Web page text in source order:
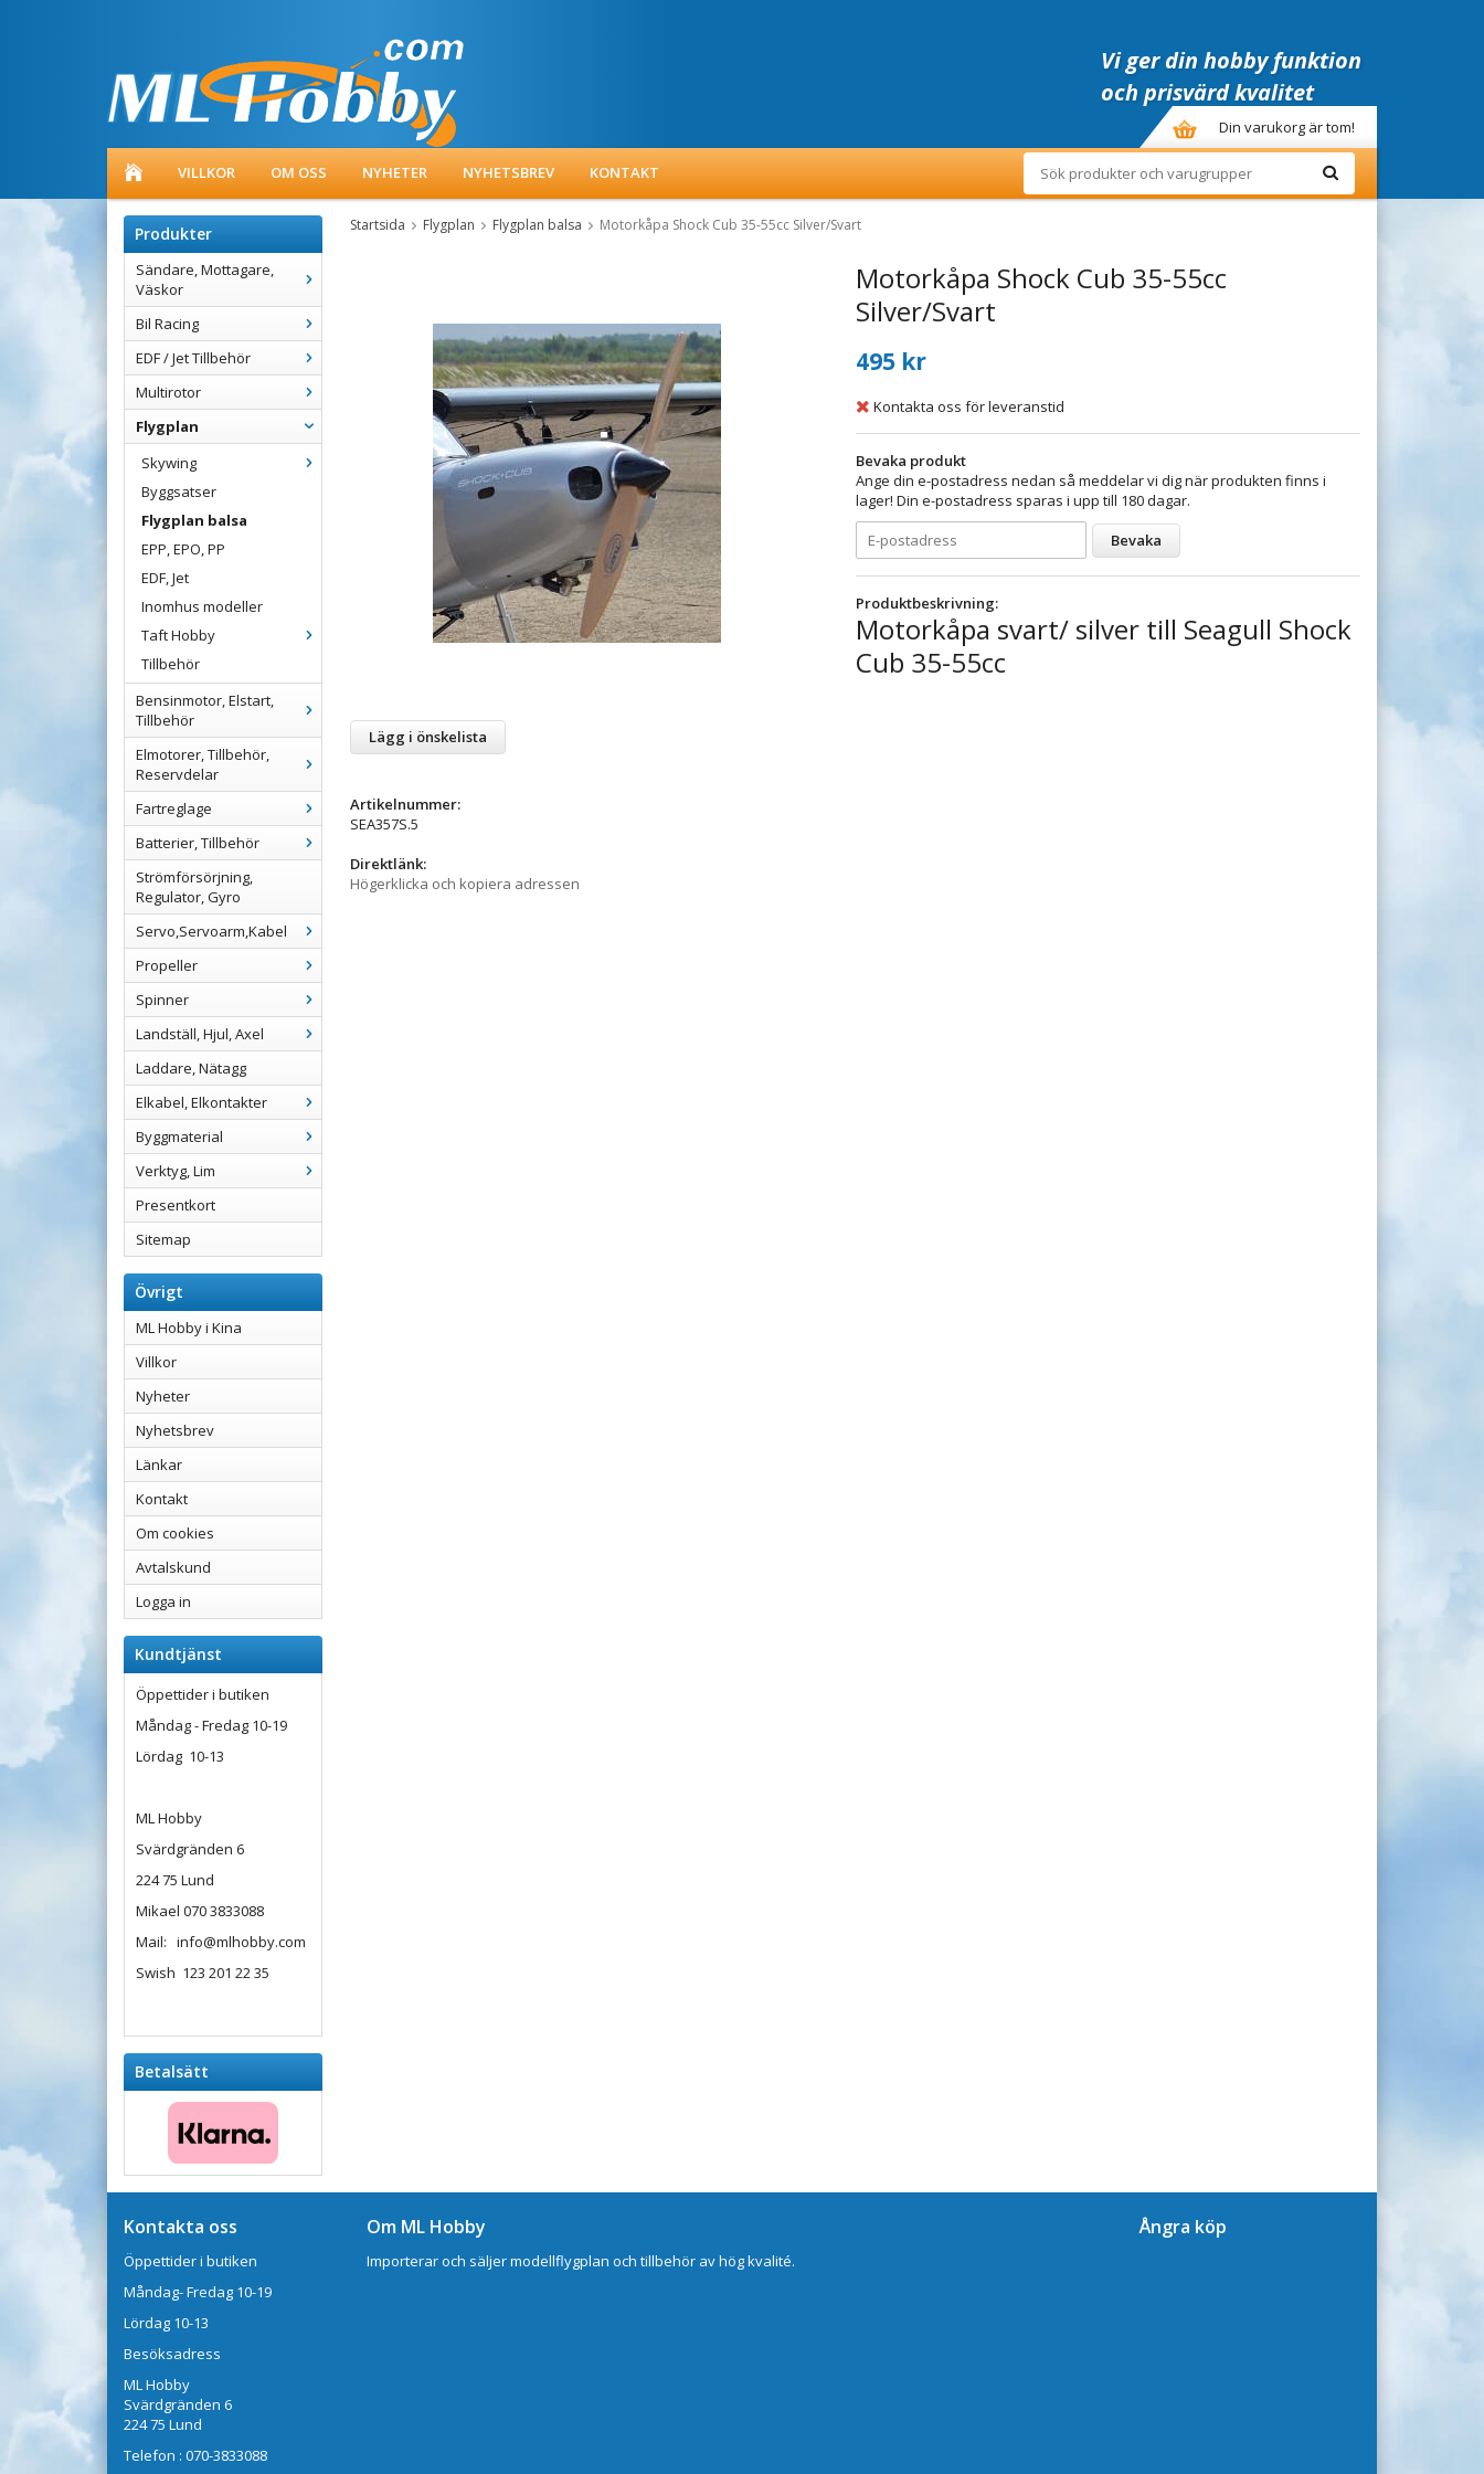
Vi ger din hobby funktion
och prisvärd kvalitet
Din varukorg är tom!
VILLKOR OM OSS NYHETER NYHETSBREV KONTAKT
Produkter
Sändare, Mottagare,
Väskor
Bil Racing
EDF / Jet Tillbehör
Multirotor
Flygplan
Skywing
Byggsatser
Flygplan balsa
EPP, EPO, PP
EDF, Jet
Inomhus modeller
Taft Hobby
Tillbehör
Bensinmotor, Elstart,
Tillbehör
Elmotorer, Tillbehör,
Reservdelar
Fartreglage
Batterier, Tillbehör
Strömförsörjning,
Regulator, Gyro
Servo,Servoarm,Kabel
Propeller
Spinner
Landställ, Hjul, Axel
Laddare, Nätagg
Elkabel, Elkontakter
Byggmaterial
Verktyg, Lim
Presentkort
Sitemap
Övrigt
ML Hobby i Kina
Villkor
Nyheter
Nyhetsbrev
Länkar
Kontakt
Om cookies
Avtalskund
Logga in
Kundtjänst
Öppettider i butiken
Måndag - Fredag 10-19
Lördag 10-13
ML Hobby
Svärdgränden 6
224 75 Lund
Mikael 070 3833088
Mail: info@mlhobby.com
Swish 123 201 22 35
Betalsätt
Startsida Flygplan Flygplan balsa Motorkåpa Shock Cub 35-55cc Silver/Svart
Motorkåpa Shock Cub 35-55cc
Silver/Svart
495 kr
Kontakta oss för leveranstid
Bevaka produkt
Ange din e-postadress nedan så meddelar vi dig när produkten finns i
lager! Din e-postadress sparas i upp till 180 dagar.
Bevaka
Produktbeskrivning:
Motorkåpa svart/ silver till Seagull Shock
Cub 35-55cc
Lägg i önskelista
Artikelnummer:
SEA357S.5
Direktlänk:
Högerklicka och kopiera adressen
Kontakta oss
Öppettider i butiken
Måndag- Fredag 10-19
Lördag 10-13
Besöksadress
ML Hobby
Svärdgränden 6
224 75 Lund
Telefon : 070-3833088
Ångra köp
Om ML Hobby
Importerar och säljer modellflygplan och tillbehör av hög kvalité.